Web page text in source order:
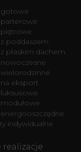
poddaszem
płaskim dachem
eksport
indywidualne
realizacje